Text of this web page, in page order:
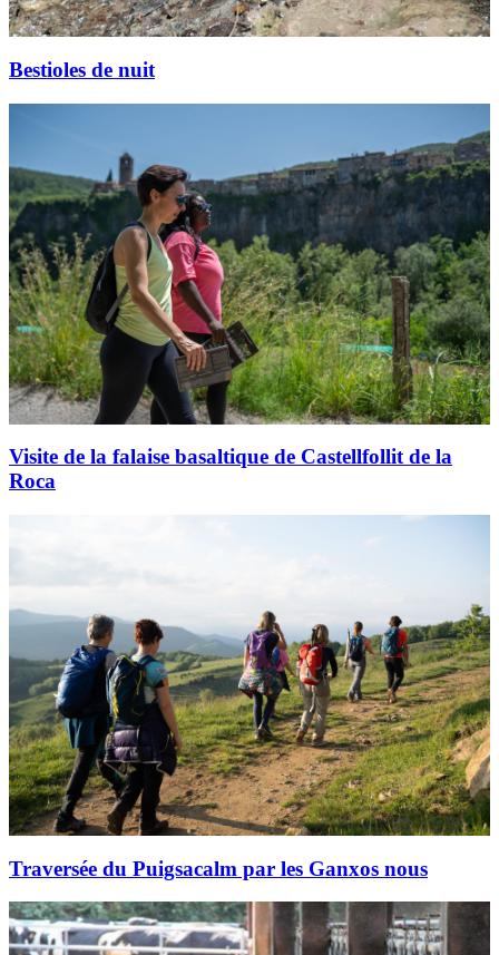
Bestioles de nuit
Visite de la falaise basaltique de Castellfollit de la
Roca
Traversée du Puigsacalm par les Ganxos nous